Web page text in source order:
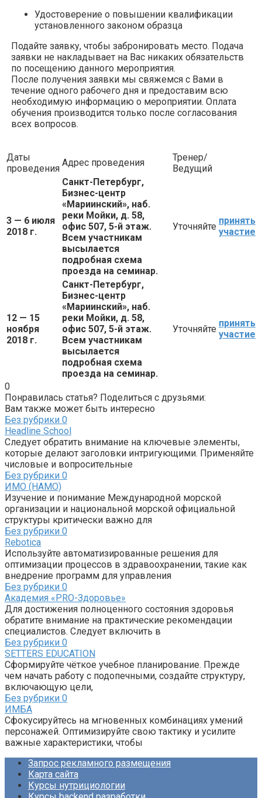
Удостоверение о повышении квалификации
установленного законом образца
Подайте заявку, чтобы забронировать место. Подача
заявки не накладывает на Вас никаких обязательств
по посещению данного мероприятия.
После получения заявки мы свяжемся с Вами в
течение одного рабочего дня и предоставим всю
необходимую информацию о мероприятии. Оплата
обучения производится только после согласования
всех вопросов.
Даты
проведения
Адрес проведения
Тренер/
Ведущий
3 — 6 июля
2018 г.
Санкт-Петербург,
Бизнес-центр
«Мариинский», наб.
реки Мойки, д. 58,
офис 507, 5-й этаж.
Всем участникам
высылается
подробная схема
проезда на семинар.
Уточняйте
принять
участие
12 — 15
ноября
2018 г.
Санкт-Петербург,
Бизнес-центр
«Мариинский», наб.
реки Мойки, д. 58,
офис 507, 5-й этаж.
Всем участникам
высылается
подробная схема
проезда на семинар.
Уточняйте
принять
участие
0
Понравилась статья? Поделиться с друзьями:
Вам также может быть интересно
Без рубрики 0
Headline School
Следует обратить внимание на ключевые элементы,
которые делают заголовки интригующими. Применяйте
числовые и вопросительные
Без рубрики 0
ИМО (НАМО)
Изучение и понимание Международной морской
организации и национальной морской официальной
структуры критически важно для
Без рубрики 0
Rebotica
Используйте автоматизированные решения для
оптимизации процессов в здравоохранении, такие как
внедрение программ для управления
Без рубрики 0
Академия «PRO-Здоровье»
Для достижения полноценного состояния здоровья
обратите внимание на практические рекомендации
специалистов. Следует включить в
Без рубрики 0
SETTERS EDUCATION
Сформируйте чёткое учебное планирование. Прежде
чем начать работу с подопечными, создайте структуру,
включающую цели,
Без рубрики 0
ИМБА
Сфокусируйтесь на мгновенных комбинациях умений
персонажей. Оптимизируйте свою тактику и усилите
важные характеристики, чтобы
Запрос рекламного размещения
Карта сайта
Курсы нутрициологии